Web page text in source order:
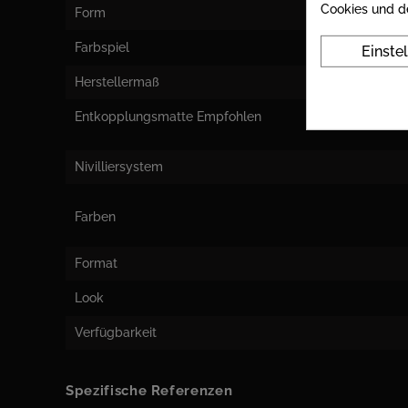
Form
Farbspiel
Herstellermaß
Entkopplungsmatte Empfohlen
Nivilliersystem
Farben
Format
Look
Verfügbarkeit
Spezifische Referenzen
Cookies und